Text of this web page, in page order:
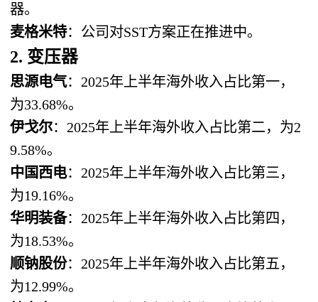
器。
麦格米特：公司对SST方案正在推进中。
2. 变压器
思源电气：2025年上半年海外收入占比第一，
为33.68%。
伊戈尔：2025年上半年海外收入占比第二，为2
9.58%。
中国西电：2025年上半年海外收入占比第三，
为19.16%。
华明装备：2025年上半年海外收入占比第四，
为18.53%。
顺钠股份：2025年上半年海外收入占比第五，
为12.99%。